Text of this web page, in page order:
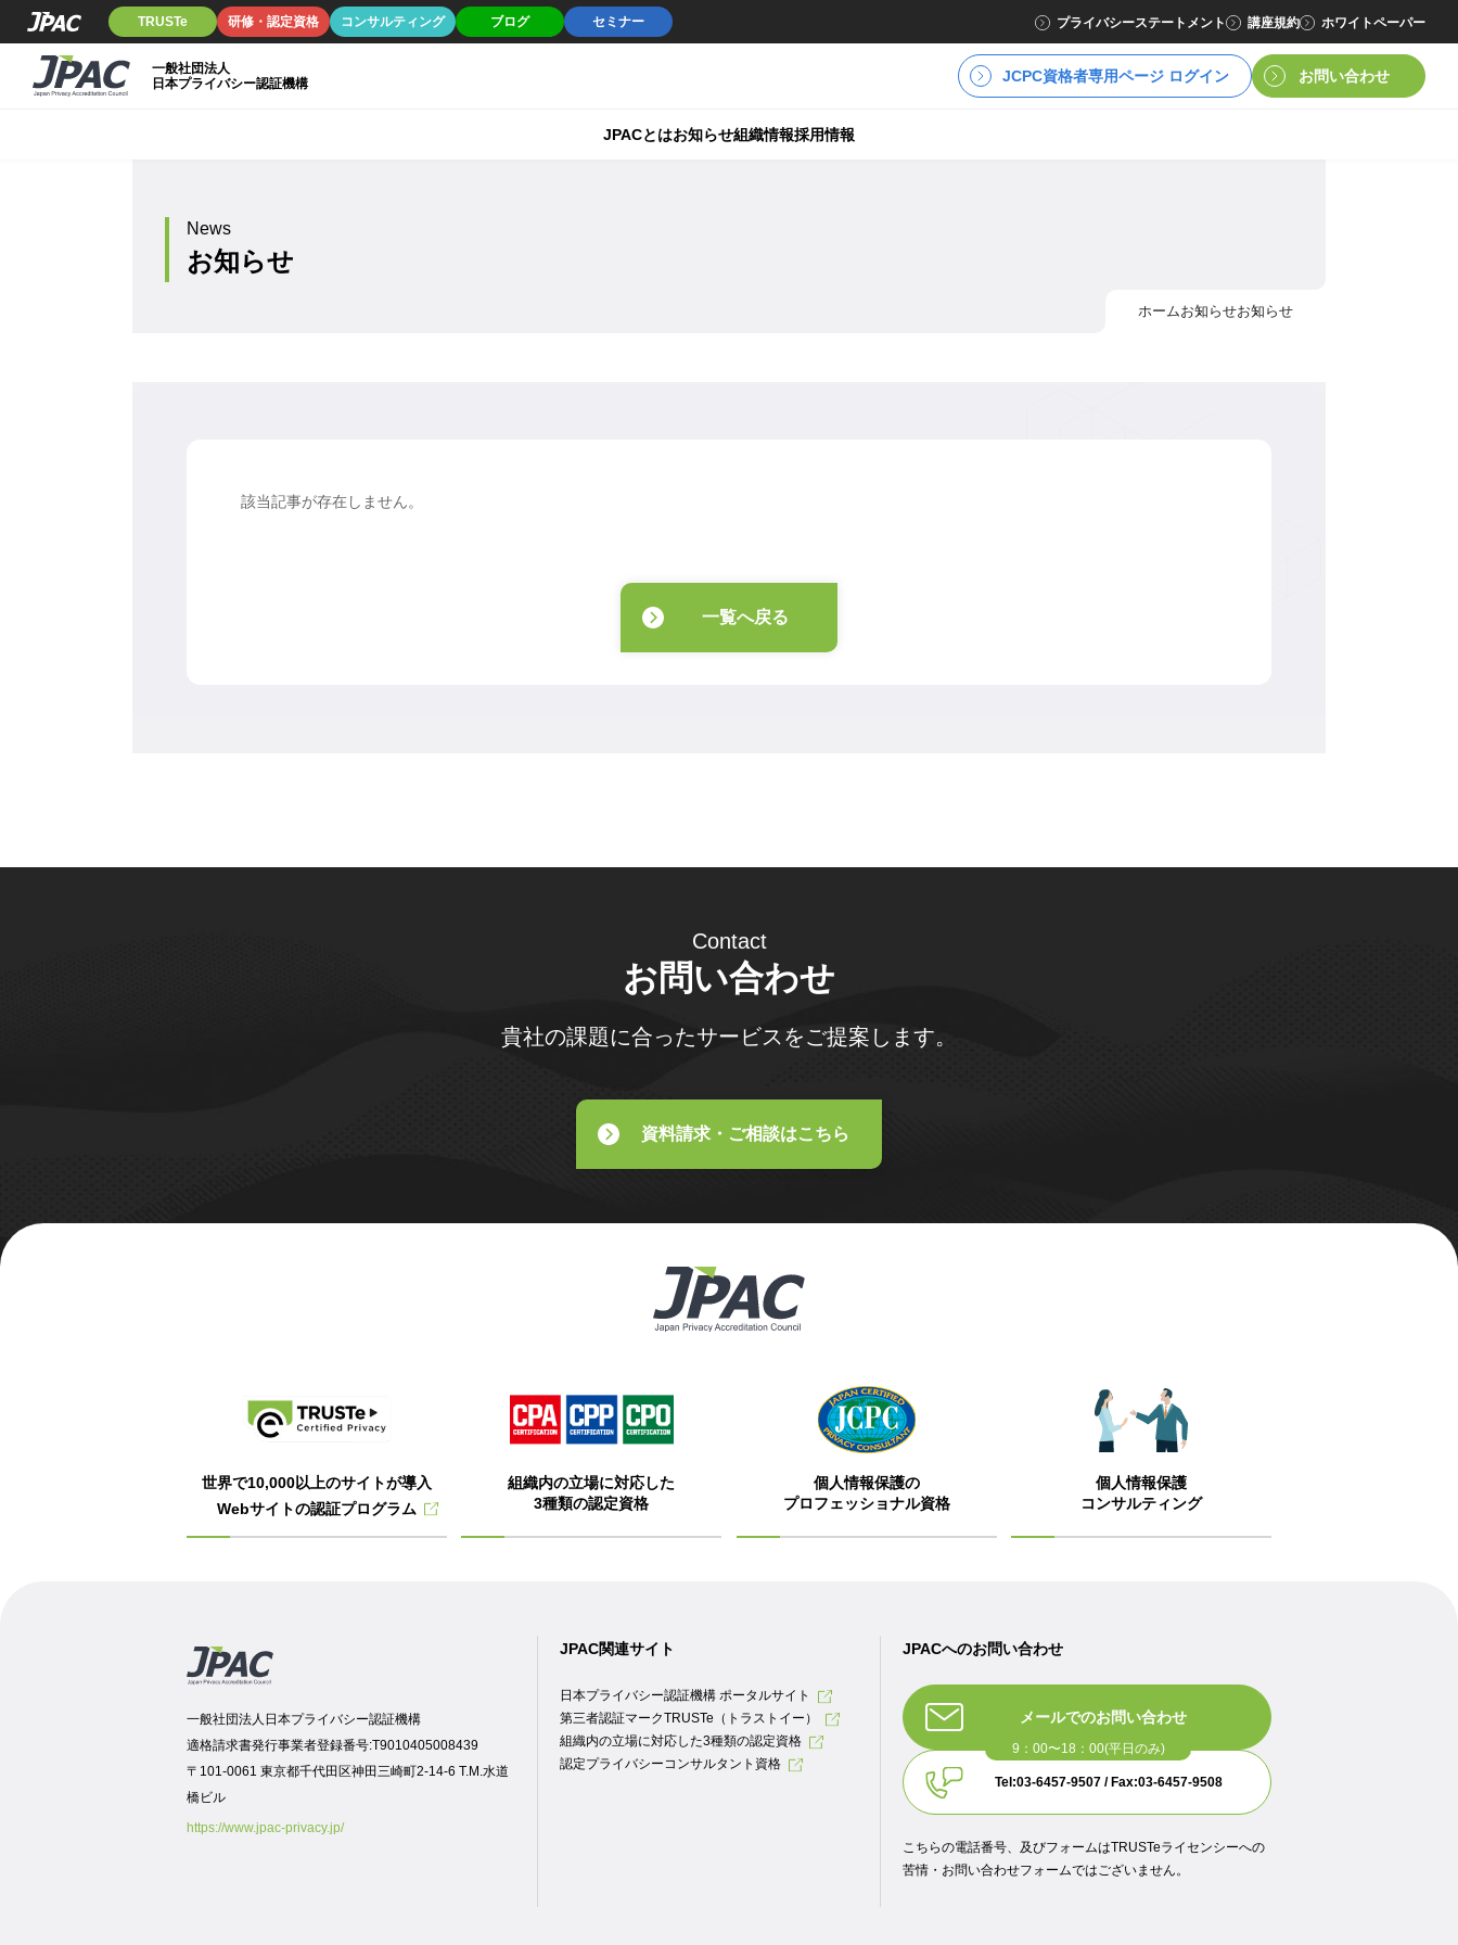
TRUSTe 研修・認定資格 コンサルティング ブログ セミナー プライバシーステートメント 講座規約 ホワイトペーパー
一般社団法人
日本プライバシー認証機構
JCPC資格者専用ページ ログイン お問い合わせ
JPACとはお知らせ組織情報採用情報
News
お知らせ
ホームお知らせお知らせ
該当記事が存在しません。
一覧へ戻る
Contact
お問い合わせ
貴社の課題に合ったサービスをご提案します。
資料請求・ご相談はこちら
世界で10,000以上のサイトが導入
Webサイトの認証プログラム
組織内の立場に対応した
3種類の認定資格
個人情報保護の
プロフェッショナル資格
個人情報保護
コンサルティング
一般社団法人日本プライバシー認証機構
適格請求書発行事業者登録番号:T9010405008439
〒101-0061 東京都千代田区神田三崎町2-14-6 T.M.水道
橋ビル
https://www.jpac-privacy.jp/
JPAC関連サイト
日本プライバシー認証機構 ポータルサイト
第三者認証マークTRUSTe（トラストイー）
組織内の立場に対応した3種類の認定資格
認定プライバシーコンサルタント資格
JPACへのお問い合わせ
メールでのお問い合わせ
Tel:03-6457-9507 / Fax:03-6457-9508
こちらの電話番号、及びフォームはTRUSTeライセンシーへの
苦情・お問い合わせフォームではございません。